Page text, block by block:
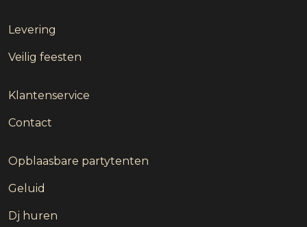
Levering
Veilig feesten
Klantenservice
Contact
Opblaasbare partytenten
Geluid
Dj huren